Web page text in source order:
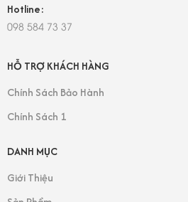
HỖ TRỢ KHÁCH HÀNG
Chính Sách Bảo Hành
Chính Sách 1
DANH MỤC
Giới Thiệu
Hotline:
098 584 73 37